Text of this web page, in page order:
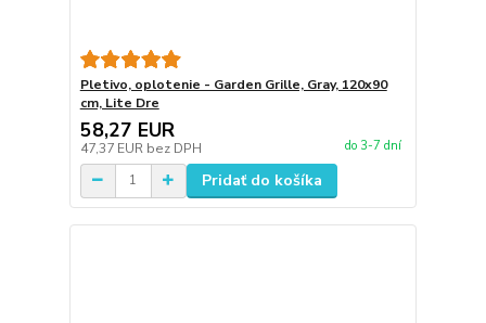
Pletivo, oplotenie - Garden Grille, Gray, 120x90
cm, Lite Dre
58,27 EUR
47,37 EUR bez DPH do 3-7 dní
Pridať do košíka